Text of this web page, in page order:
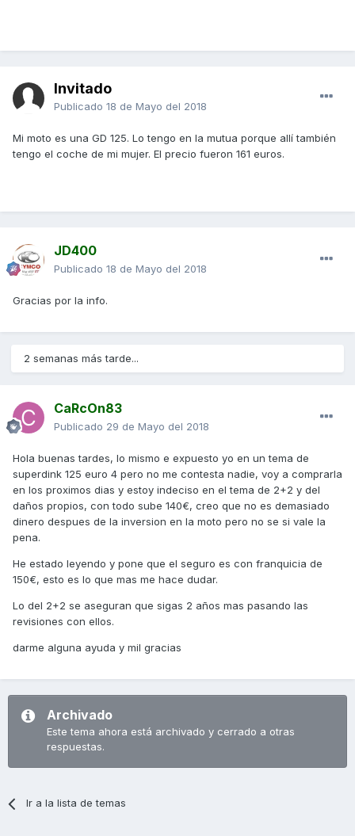
Invitado
Publicado 18 de Mayo del 2018
Mi moto es una GD 125. Lo tengo en la mutua porque allí también
tengo el coche de mi mujer. El precio fueron 161 euros.
JD400
Publicado 18 de Mayo del 2018
Gracias por la info.
2 semanas más tarde...
CaRcOn83
Publicado 29 de Mayo del 2018
Hola buenas tardes, lo mismo e expuesto yo en un tema de
superdink 125 euro 4 pero no me contesta nadie, voy a comprarla
en los proximos dias y estoy indeciso en el tema de 2+2 y del
daños propios, con todo sube 140€, creo que no es demasiado
dinero despues de la inversion en la moto pero no se si vale la
pena.
He estado leyendo y pone que el seguro es con franquicia de
150€, esto es lo que mas me hace dudar.
Lo del 2+2 se aseguran que sigas 2 años mas pasando las
revisiones con ellos.
darme alguna ayuda y mil gracias
Archivado
Este tema ahora está archivado y cerrado a otras
respuestas.
Ir a la lista de temas